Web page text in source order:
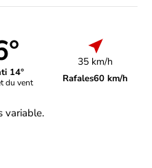
14°
du vent
35 km/h
Rafales60 km/h
variable.